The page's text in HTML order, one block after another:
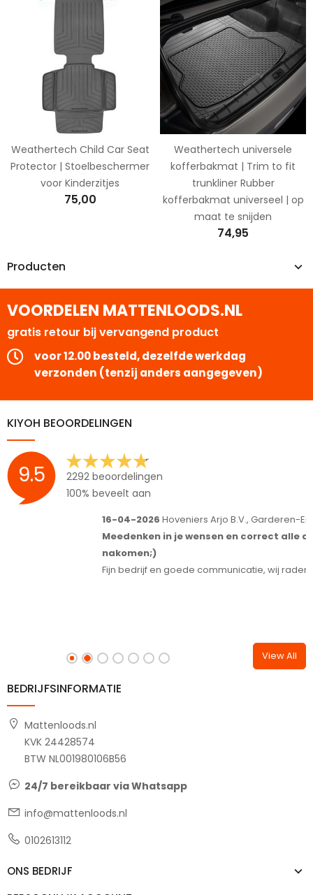
Producten
Weathertech Child Car Seat
Protector | Stoelbeschermer
voor Kinderzitjes
75,00
Weathertech universele
kofferbakmat | Trim to fit
trunkliner Rubber
kofferbakmat universeel | op
maat te snijden
74,95
VOORDELEN MATTENLOODS.NL
gratis retour bij vervangend product
voor 12.00 besteld, dezelfde werkdag
verzonden (tenzij anders aangegeven)
KIYOH BEOORDELINGEN
9.5
2292 beoordelingen
100% beveelt aan
Hoveniers Arjo B.V., Garderen-Ermelo
Meedenken in je wensen en correct alle afspraken
Fijn bedrijf en goede communicatie, wij raden het iedereen aan.
View All
BEDRIJFSINFORMATIE
Mattenloods.nl
KVK 24428574
BTW NL001980106B56
24/7 bereikbaar via Whatsapp
info@mattenloods.nl
0102613112
ONS BEDRIJF